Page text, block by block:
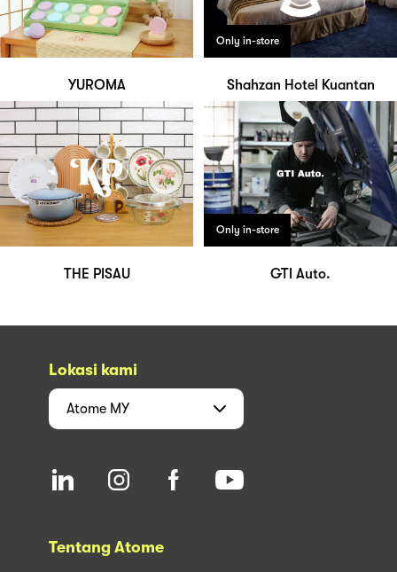
YUROMA
Only in-store
Shahzan Hotel Kuantan
THE PISAU
Only in-store
GTI Auto.
Lokasi kami
Atome MY
Tentang Atome